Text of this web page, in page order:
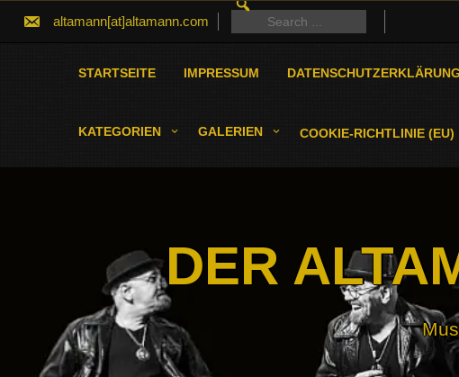
altamann[at]altamann.com
FOR:
Search
for:
STARTSEITE IMPRESSUM DATENSCHUTZERKLÄRUNG
KATEGORIEN GALERIEN COOKIE-RICHTLINIE (EU)
DER